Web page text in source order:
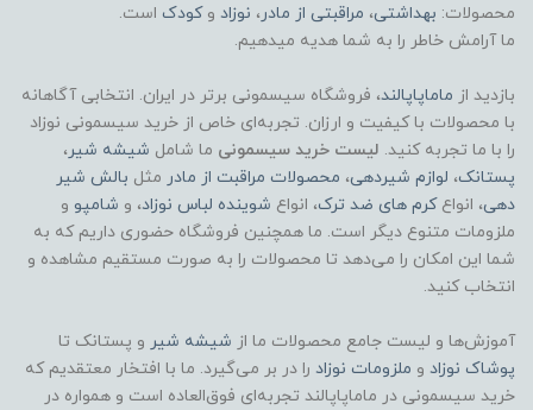
محصولات: بهداشتی، مراقبتی از مادر ، نوزاد وکودک است.
ما آرامش خاطر را به شما هدیه میدهیم.
بازدید از ماماپاپالند، فروشگاه سیسمونی برتر در ایران. انتخابی آگاهانه
با محصولات با کیفیت و ارزان. تجربه‌ای خاص از خرید سیسمونی نوزاد
را با ما تجربه کنید. لیست خرید سیسمونی ما شامل شیشه شیر ،
پستانک، لوازم شیردهی، محصولات مراقبت از مادر مثل بالش شیر
دهی، انواعکرم های ضد ترک، انواع شوینده لباس نوزاد، و شامپو و
ملزومات متنوع دیگر است. ما همچنین فروشگاه حضوری داریم که به
شما این امکان را می‌دهد تا محصولات را به صورت مستقیم مشاهده و
انتخاب کنید.
آموزش‌ها و لیست جامع محصولات ما از شیشه شیر و پستانک تا
پوشاک نوزاد و ملزومات نوزاد را در بر می‌گیرد. ما با افتخار معتقدیم که
خرید سیسمونی در ماماپاپالند تجربه‌ای فوق‌العاده است و همواره در